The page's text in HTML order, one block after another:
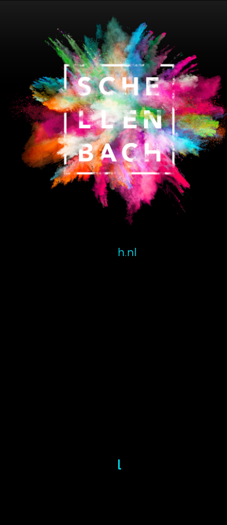
Schellenbach BV
Ind. Terrein Dombosch I
Zalmweg 1A
4941 VX Raamsdonksveer
info@schellenbach.nl